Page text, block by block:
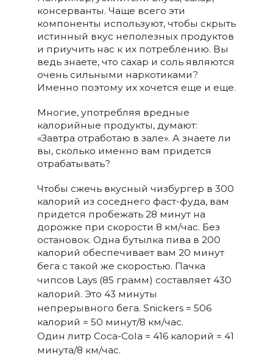
консерванты. Чаще всего эти
компоненты используют, чтобы скрыть
истинный вкус неполезных продуктов
и приучить нас к их потреблению. Вы
ведь знаете, что сахар и соль являются
очень сильными наркотиками?
Именно поэтому их хочется еще и еще.
Многие, употребляя вредные
калорийные продукты, думают:
«Завтра отработаю в зале». А знаете ли
вы, сколько именно вам придется
отрабатывать?
Чтобы сжечь вкусный чизбургер в 300
калорий из соседнего фаст-фуда, вам
придется пробежать 28 минут на
дорожке при скорости 8 км/час. Без
остановок. Одна бутылка пива в 200
калорий обеспечивает вам 20 минут
бега с такой же скоростью. Пачка
чипсов Lays (85 грамм) составляет 430
калорий. Это 43 минуты
непрерывного бега. Snickers = 506
калорий = 50 минут/8 км/час.
Один литр Coca-Cola = 416 калорий = 41
минута/8 км/час.